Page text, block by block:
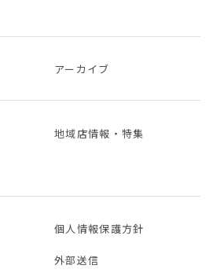
アーカイブ
地域店情報・特集
個人情報保護方針
外部送信